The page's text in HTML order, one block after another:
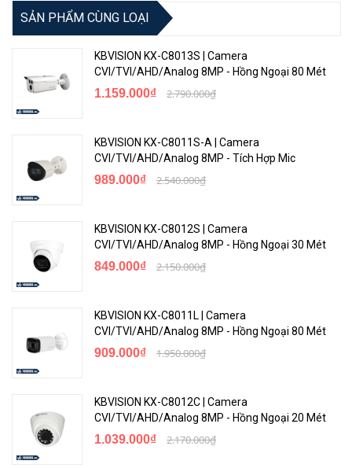
SẢN PHẨM CÙNG LOẠI
KBVISION KX-C8013S | Camera
CVI/TVI/AHD/Analog 8MP - Hồng Ngoại 80 Mét
1.159.000₫ 2.790.000₫
KBVISION KX-C8011S-A | Camera
CVI/TVI/AHD/Analog 8MP - Tích Hợp Mic
989.000₫ 2.540.000₫
KBVISION KX-C8012S | Camera
CVI/TVI/AHD/Analog 8MP - Hồng Ngoại 30 Mét
849.000₫ 2.150.000₫
KBVISION KX-C8011L | Camera
CVI/TVI/AHD/Analog 8MP - Hồng Ngoại 80 Mét
909.000₫ 1.950.000₫
KBVISION KX-C8012C | Camera
CVI/TVI/AHD/Analog 8MP - Hồng Ngoại 20 Mét
1.039.000₫ 2.170.000₫